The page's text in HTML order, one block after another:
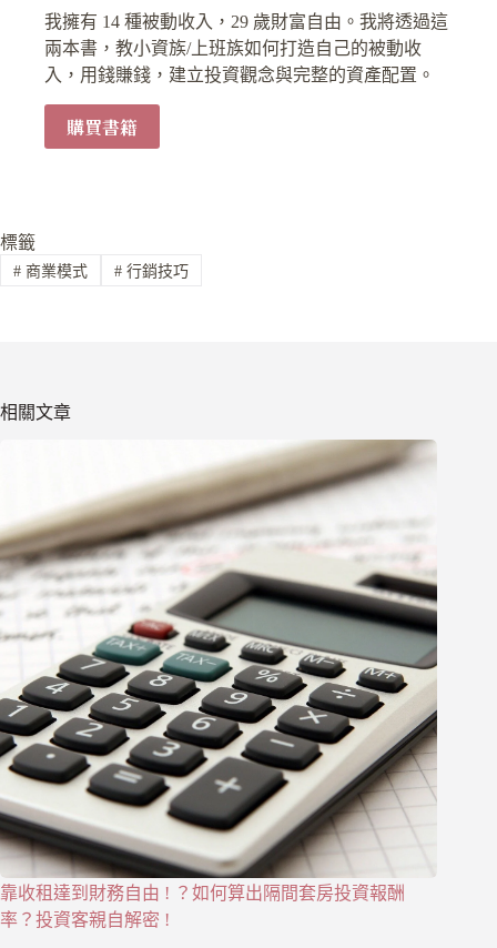
我擁有 14 種被動收入，29 歲財富自由。我將透過這
兩本書，教小資族/上班族如何打造自己的被動收
入，用錢賺錢，建立投資觀念與完整的資產配置。
購買書籍
標籤
#商業模式 #行銷技巧
相關文章
靠收租達到財務自由 ! ？如何算出隔間套房投資報酬
率？投資客親自解密 !